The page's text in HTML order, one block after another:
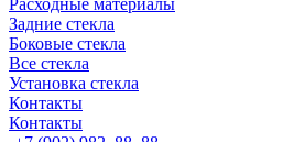
Расходные материалы
Задние стекла
Боковые стекла
Все стекла
Установка стекла
Контакты
Контакты